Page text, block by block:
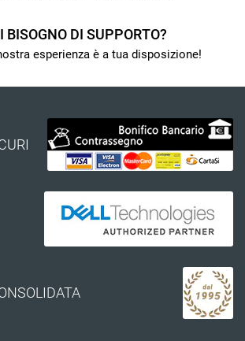
BISOGNO DI SUPPORTO?
esperienza è a tua disposizione!